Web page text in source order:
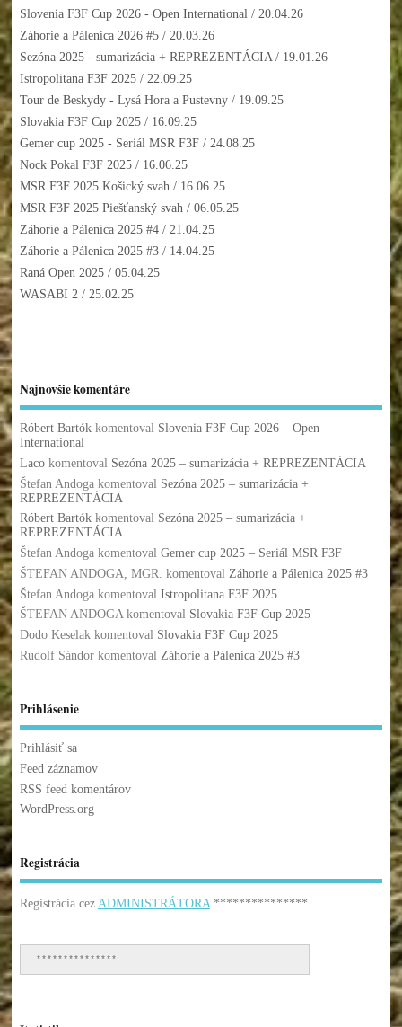
Slovenia F3F Cup 2026 - Open International / 20.04.26
Záhorie a Pálenica 2026 #5/ 20.03.26
Sezóna 2025 - sumarizácia + REPREZENTÁCIA/ 19.01.26
Istropolitana F3F 2025/ 22.09.25
Tour de Beskydy - Lysá Hora a Pustevny/ 19.09.25
Slovakia F3F Cup 2025/ 16.09.25
Gemer cup 2025 - Seriál MSR F3F/ 24.08.25
Nock Pokal F3F 2025/ 16.06.25
MSR F3F 2025 Košický svah / 16.06.25
MSR F3F 2025 Piešťanský svah / 06.05.25
Záhorie a Pálenica 2025 #4/ 21.04.25
Záhorie a Pálenica 2025 #3/ 14.04.25
Raná Open 2025/ 05.04.25
WASABI 2 / 25.02.25
Najnovšie komentáre
Róbert Bartókkomentoval Slovenia F3F Cup 2026 – Open
International
Lacokomentoval Sezóna 2025 – sumarizácia + REPREZENTÁCIA
Štefan Andogakomentoval Sezóna 2025 – sumarizácia +
REPREZENTÁCIA
Róbert Bartókkomentoval Sezóna 2025 – sumarizácia +
REPREZENTÁCIA
Štefan Andogakomentoval Gemer cup 2025 – Seriál MSR F3F
ŠTEFAN ANDOGA, MGR. komentoval Záhorie a Pálenica 2025 #3
Štefan Andogakomentoval Istropolitana F3F 2025
ŠTEFAN ANDOGAkomentoval Slovakia F3F Cup 2025
Dodo Keselakkomentoval Slovakia F3F Cup 2025
Rudolf Sándorkomentoval Záhorie a Pálenica 2025 #3
Prihlásenie
Prihlásiť sa
Feed záznamov
RSS feed komentárov
WordPress.org
Registrácia
Registrácia cez ADMINISTRÁTORA***************
***************